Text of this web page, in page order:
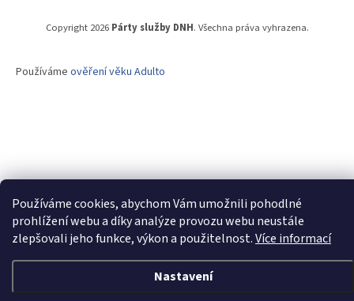
Používáme cookies, abychom Vám umožnili pohodlné
prohlížení webu a díky analýze provozu webu neustále
zlepšovali jeho funkce, výkon a použitelnost.Více informací
Nastavení
Copyright 2026 Párty služby DNH. Všechna práva vyhrazena.
Používáme ověření věku Adulto